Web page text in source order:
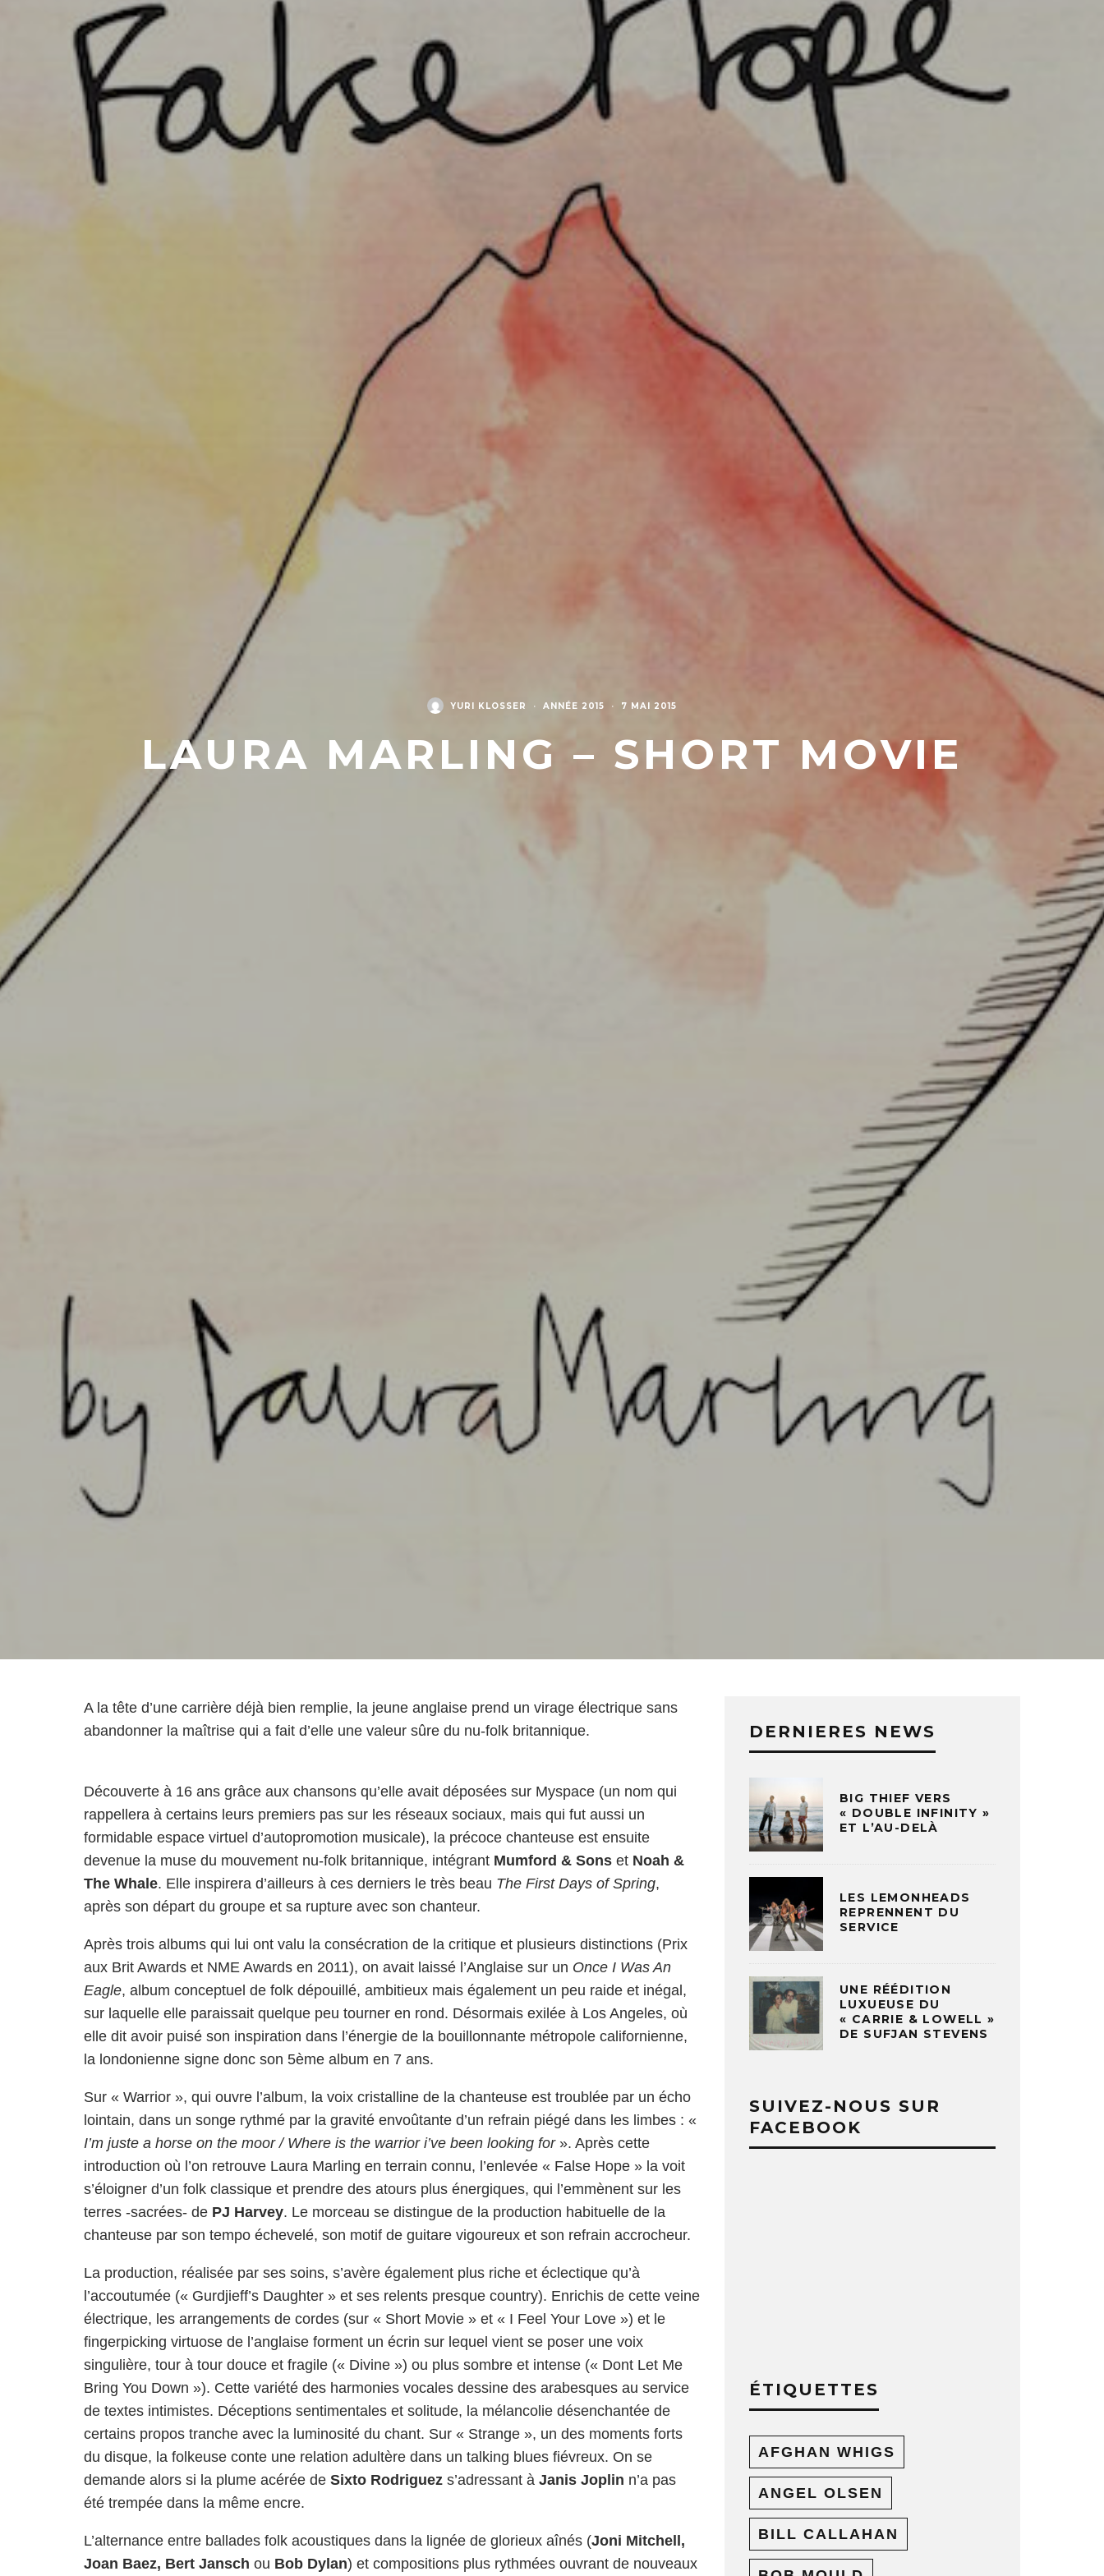
YURI KLOSSER · ANNÉE 2015 · 7 MAI 2015
LAURA MARLING – SHORT MOVIE
A la tête d’une carrière déjà bien remplie, la jeune anglaise prend un virage électrique sans
abandonner la maîtrise qui a fait d’elle une valeur sûre du nu-folk britannique.
Découverte à 16 ans grâce aux chansons qu’elle avait déposées sur Myspace (un nom qui
rappellera à certains leurs premiers pas sur les réseaux sociaux, mais qui fut aussi un
formidable espace virtuel d’autopromotion musicale), la précoce chanteuse est ensuite
devenue la muse du mouvement nu-folk britannique, intégrant Mumford & Sons et Noah &
The Whale. Elle inspirera d’ailleurs à ces derniers le très beau The First Days of Spring,
après son départ du groupe et sa rupture avec son chanteur.
Après trois albums qui lui ont valu la consécration de la critique et plusieurs distinctions (Prix
aux Brit Awards et NME Awards en 2011), on avait laissé l’Anglaise sur un Once I Was An
Eagle, album conceptuel de folk dépouillé, ambitieux mais également un peu raide et inégal,
sur laquelle elle paraissait quelque peu tourner en rond. Désormais exilée à Los Angeles, où
elle dit avoir puisé son inspiration dans l’énergie de la bouillonnante métropole californienne,
la londonienne signe donc son 5ème album en 7 ans.
Sur « Warrior », qui ouvre l’album, la voix cristalline de la chanteuse est troublée par un écho
lointain, dans un songe rythmé par la gravité envoûtante d’un refrain piégé dans les limbes : «
I’m juste a horse on the moor / Where is the warrior i’ve been looking for ». Après cette
introduction où l’on retrouve Laura Marling en terrain connu, l’enlevée « False Hope » la voit
s’éloigner d’un folk classique et prendre des atours plus énergiques, qui l’emmènent sur les
terres -sacrées- de PJ Harvey. Le morceau se distingue de la production habituelle de la
chanteuse par son tempo échevelé, son motif de guitare vigoureux et son refrain accrocheur.
La production, réalisée par ses soins, s’avère également plus riche et éclectique qu’à
l’accoutumée (« Gurdjieff’s Daughter » et ses relents presque country). Enrichis de cette veine
électrique, les arrangements de cordes (sur « Short Movie » et « I Feel Your Love ») et le
fingerpicking virtuose de l’anglaise forment un écrin sur lequel vient se poser une voix
singulière, tour à tour douce et fragile (« Divine ») ou plus sombre et intense (« Dont Let Me
Bring You Down »). Cette variété des harmonies vocales dessine des arabesques au service
de textes intimistes. Déceptions sentimentales et solitude, la mélancolie désenchantée de
certains propos tranche avec la luminosité du chant. Sur « Strange », un des moments forts
du disque, la folkeuse conte une relation adultère dans un talking blues fiévreux. On se
demande alors si la plume acérée de Sixto Rodriguez s’adressant à Janis Joplin n’a pas
été trempée dans la même encre.
L’alternance entre ballades folk acoustiques dans la lignée de glorieux aînés (Joni Mitchell,
Joan Baez, Bert Jansch ou Bob Dylan) et compositions plus rythmées ouvrant de nouveaux
DERNIERES NEWS
BIG THIEF VERS
« DOUBLE INFINITY »
ET L’AU-DELÀ
LES LEMONHEADS
REPRENNENT DU
SERVICE
UNE RÉÉDITION
LUXUEUSE DU
« CARRIE & LOWELL »
DE SUFJAN STEVENS
SUIVEZ-NOUS SUR
FACEBOOK
ÉTIQUETTES
AFGHAN WHIGS
ANGEL OLSEN
BILL CALLAHAN